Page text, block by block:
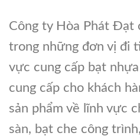
Công ty Hòa Phát Đạt
trong những đơn vị đi
vực cung cấp bạt
cung cấp cho khách
sản phẩm về lĩnh vực
sàn, bạt che công